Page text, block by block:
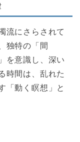
流にさらされて
独特の「間
を意識し、深い
時間は、乱れた
「動く瞑想」と